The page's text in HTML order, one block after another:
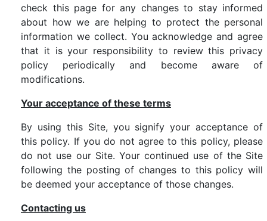
check this page for any changes to stay informed
about how we are helping to protect the personal
information we collect. You acknowledge and agree
that it is your responsibility to review this privacy
policy periodically and become aware of
modifications.
Your acceptance of these terms
By using this Site, you signify your acceptance of
this policy. If you do not agree to this policy, please
do not use our Site. Your continued use of the Site
following the posting of changes to this policy will
be deemed your acceptance of those changes.
Contacting us